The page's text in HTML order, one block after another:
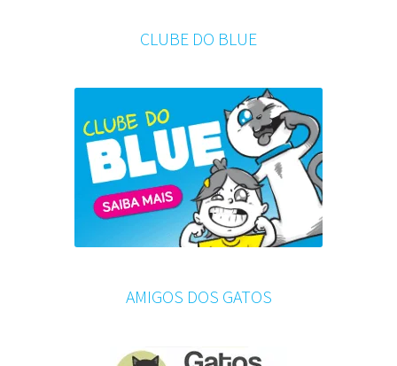
CLUBE DO BLUE
AMIGOS DOS GATOS